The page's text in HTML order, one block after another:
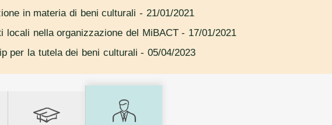
in materia di beni culturali - 21/01/2021
locali nella organizzazione del MiBACT- 17/01/2021
per la tutela dei beni culturali - 05/04/2023